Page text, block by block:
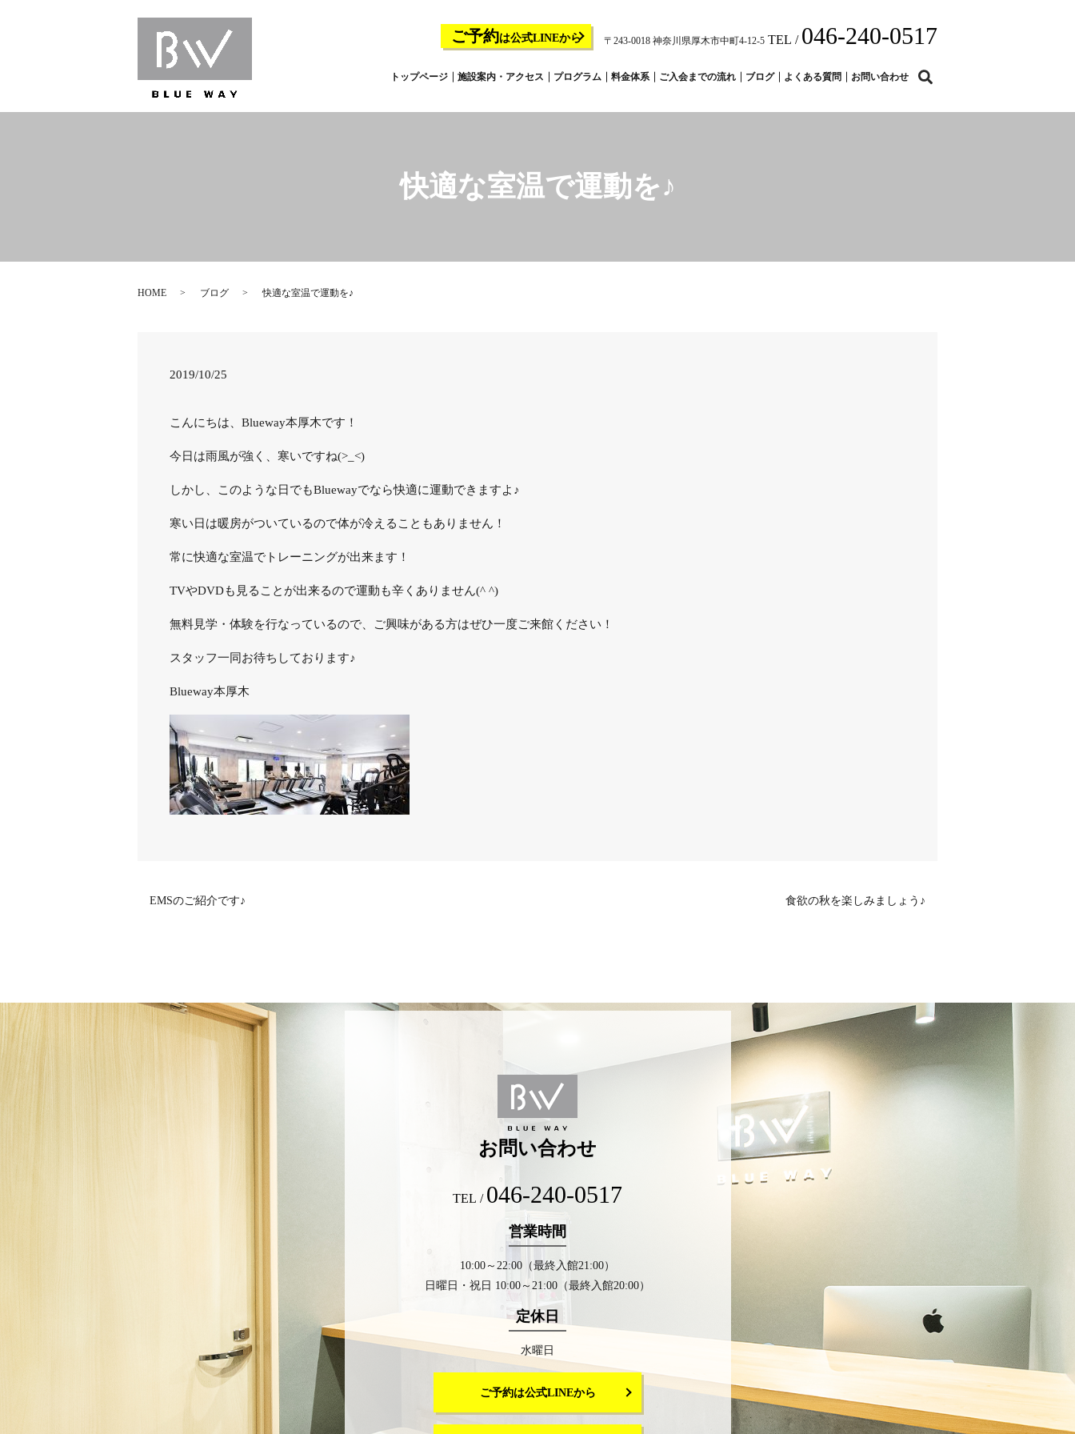
トップページ 施設案内・アクセス プログラム 料金体系 ご入会までの流れ ブログ よくある質問 お問い合わせ
ご予約は公式LINEから 〒243-0018 神奈川県厚木市中町4-12-5 TEL / 046-240-0517
快適な室温で運動を♪
HOME ブログ 快適な室温で運動を♪
2019/10/25
こんにちは、Blueway本厚木です！
今日は雨風が強く、寒いですね(>_<)
しかし、このような日でもBluewayでなら快適に運動できますよ♪
寒い日は暖房がついているので体が冷えることもありません！
常に快適な室温でトレーニングが出来ます！
TVやDVDも見ることが出来るので運動も辛くありません(^ ^)
無料見学・体験を行なっているので、ご興味がある方はぜひ一度ご来館ください！
スタッフ一同お待ちしております♪
Blueway本厚木
EMSのご紹介です♪ 食欲の秋を楽しみましょう♪
お問い合わせ
TEL / 046-240-0517
営業時間
10:00～22:00（最終入館21:00）
日曜日・祝日 10:00～21:00（最終入館20:00）
定休日
水曜日
ご予約は公式LINEから